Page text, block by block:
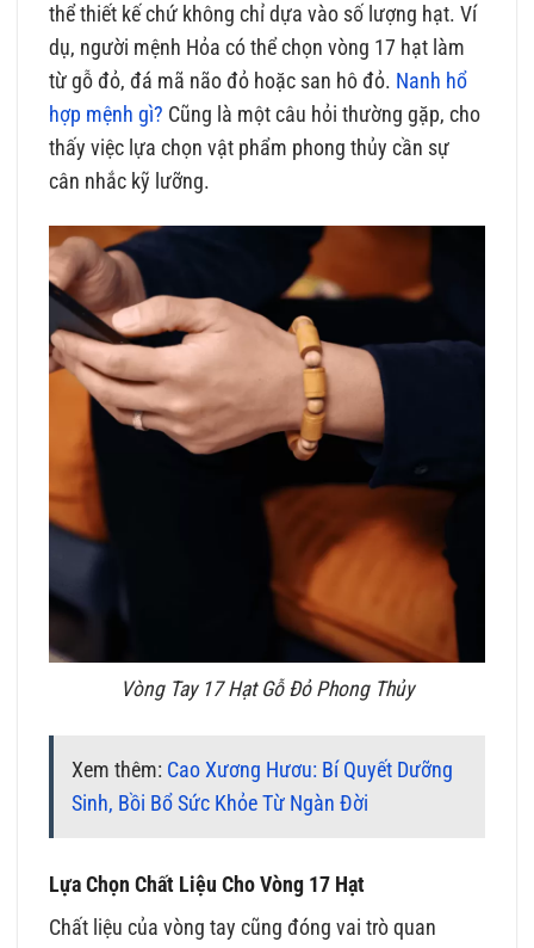
thể thiết kế chứ không chỉ dựa vào số lượng hạt. Ví
dụ, người mệnh Hỏa có thể chọn vòng 17 hạt làm
từ gỗ đỏ, đá mã não đỏ hoặc san hô đỏ. Nanh hổ
hợp mệnh gì? Cũng là một câu hỏi thường gặp, cho
thấy việc lựa chọn vật phẩm phong thủy cần sự
cân nhắc kỹ lưỡng.
Vòng Tay 17 Hạt Gỗ Đỏ Phong Thủy
Xem thêm: Cao Xương Hươu: Bí Quyết Dưỡng
Sinh, Bồi Bổ Sức Khỏe Từ Ngàn Đời
Lựa Chọn Chất Liệu Cho Vòng 17 Hạt
Chất liệu của vòng tay cũng đóng vai trò quan